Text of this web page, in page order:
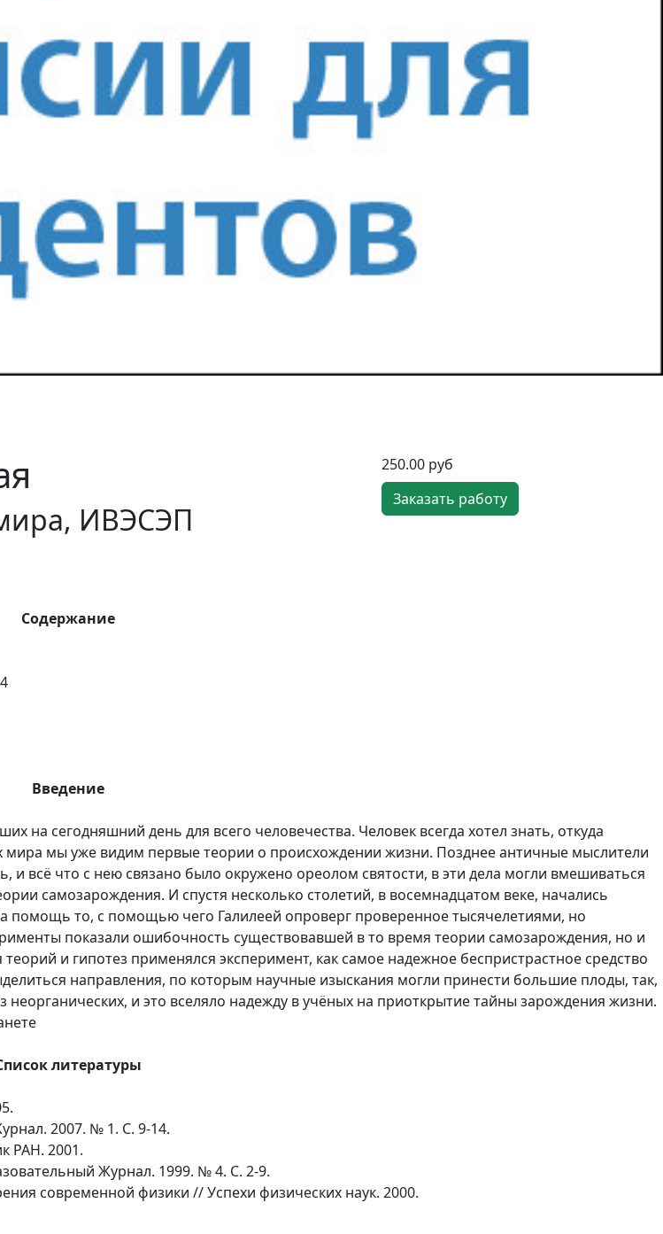
ИВЭСЭП
250.00 руб
Заказать работу
Содержание
Введение
сегодняшний день для всего человечества. Человек всегда хотел знать, откуда
мы уже видим первые теории о происхождении жизни. Позднее античные мыслители
и всё что с нею связано было окружено ореолом святости, в эти дела могли вмешиваться
самозарождения. И спустя несколько столетий, в восемнадцатом веке, начались
помощь то, с помощью чего Галилеей опроверг проверенное тысячелетиями, но
показали ошибочность существовавшей в то время теории самозарождения, но и
и гипотез применялся эксперимент, как самое надежное беспристрастное средство
направления, по которым научные изыскания могли принести большие плоды, так,
и это вселяло надежду в учёных на приоткрытие тайны зарождения жизни.
литературы
2007. № 1. С. 9-14.
РАН. 2001.
Журнал. 1999. № 4. С. 2-9.
современной физики // Успехи физических наук. 2000.